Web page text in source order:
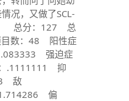
况，又做了SCL-
总分：127 总
数：48 阳性症
强迫症
.1111111 抑
3 敌
偏